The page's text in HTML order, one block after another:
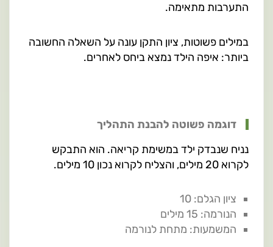
התערבות מתאימה.
במילים פשוטות, ציון התקן עונה על השאלה החשובה
ביותר: איפה הילד נמצא ביחס לאחרים.
דוגמה פשוטה להבנת התהליך
נניח שנבדק ילד במשימת קריאה. הוא התבקש
לקרוא 20 מילים, והצליח לקרוא נכון 10 מילים.
ציון הגלם: 10
הנורמה: 15 מילים
המשמעות: מתחת לנורמה